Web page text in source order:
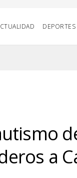
DEPORTES
a